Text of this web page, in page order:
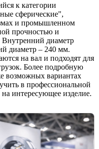
к категории
сферические",
и промышленном
прочностью и
Внутренний диаметр
диаметр – 240 мм.
на вал и подходят для
Более подробную
возможных вариантах
в профессиональной
интересующее изделие.